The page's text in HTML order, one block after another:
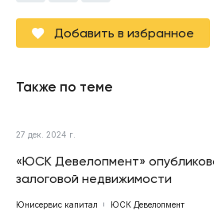
Добавить в избранное
Также по теме
27 дек. 2024 г.
«ЮСК Девелопмент»
залоговой недвижимости
Юнисервис капитал ЮСК Девелопмент